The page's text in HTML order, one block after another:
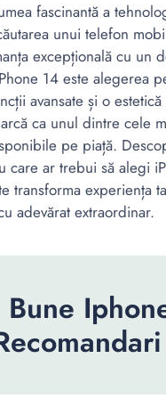
fascinantă a
unui telefon
excepțională cu un
14 este alegerea
avansate și o estetică
ca unul dintre cele
pe piață.
care ar trebui să alegi
transforma experiența
adevărat extraordinar.